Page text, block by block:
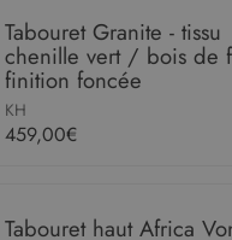
Tabouret Granite - tissu
chenille vert / bois de
finition foncée
KH
459,00€
Tabouret haut Africa